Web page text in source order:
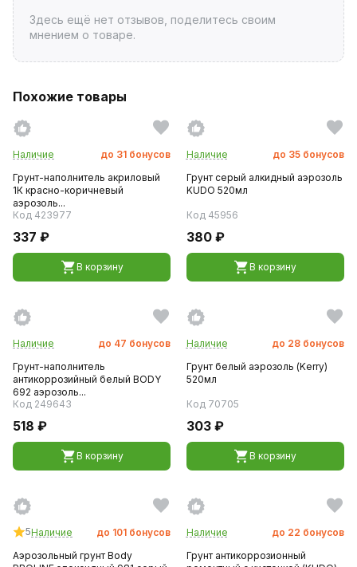
Здесь ещё нет отзывов, поделитесь своим
мнением о товаре.
Похожие товары
Наличие до 31 бонусов
Грунт-наполнитель акриловый
1К красно-коричневый
аэрозоль...
Код 423977
337 ₽
В корзину
Наличие до 35 бонусов
Грунт серый алкидный аэрозоль
KUDO 520мл
Код 45956
380 ₽
В корзину
Наличие до 47 бонусов
Грунт-наполнитель
антикоррозийный белый BODY
692 аэрозоль...
Код 249643
518 ₽
В корзину
Наличие до 28 бонусов
Грунт белый аэрозоль (Kerry)
520мл
Код 70705
303 ₽
В корзину
5Наличие до 101 бонусов
Аэрозольный грунт Body
Наличие до 22 бонусов
Грунт антикоррозионный